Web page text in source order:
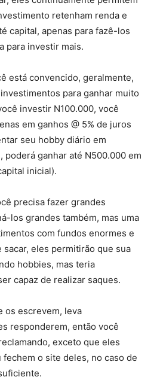
retenham renda e
capital, apenas para fazê-los
para investir mais.
está convencido, geralmente,
para ganhar muito
investir N100.000, você
em ganhos @ 5% de juros
seu hobby diário em
ganhar até N500.000 em
inicial).
precisa fazer grandes
los grandes também, mas uma
com fundos enormes e
sacar, eles permitirão que sua
hobbies, mas teria
capaz de realizar saques.
os escrevem, leva
responderem, então você
exceto que eles
o site deles, no caso de